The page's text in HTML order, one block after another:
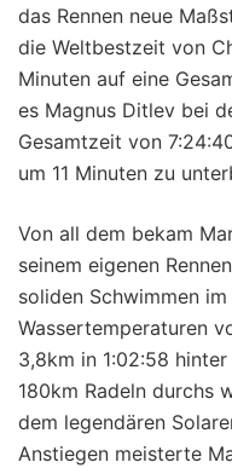
das Rennen neue
die Weltbestzeit von
Minuten auf eine
es Magnus Ditlev bei
Gesamtzeit von
um 11 Minuten zu
Von all dem bekam
seinem eigenen
soliden Schwimmen
Wassertemperaturen
3,8km in 1:02:58
180km Radeln durchs
dem legendären
Anstiegen meisterte